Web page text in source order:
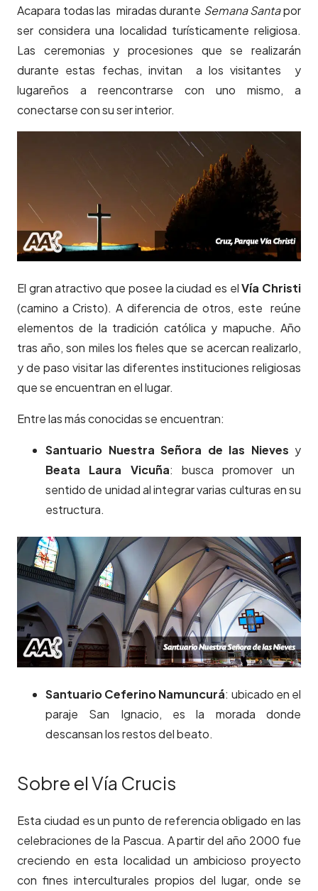
Acapara todas las miradas durante Semana Santapor
ser considera una localidad turísticamente religiosa.
Las ceremonias y procesiones que se realizarán
durante estas fechas, invitan a los visitantes y
lugareños a reencontrarse con uno mismo, a
conectarse con su ser interior.
El gran atractivo que posee la ciudad es elVía Christi
(camino a Cristo). A diferencia de otros, este reúne
elementos de la tradición católica y mapuche. Año
tras año, son miles los fieles que se acercan realizarlo,
y de paso visitar las diferentes instituciones religiosas
que se encuentran en el lugar.
Entre las más conocidas se encuentran:
Santuario Nuestra Señora de las Nieves y
Beata Laura Vicuña: busca promover un
sentido de unidad al integrar varias culturas en su
estructura.
Santuario Ceferino Namuncurá: ubicado en el
paraje San Ignacio, es la morada donde
descansan los restos del beato.
Sobre el Vía Crucis
Esta ciudad es un punto de referencia obligado en las
celebraciones de la Pascua. A partir del año 2000 fue
creciendo en esta localidad un ambicioso proyecto
con fines interculturales propios del lugar, onde se